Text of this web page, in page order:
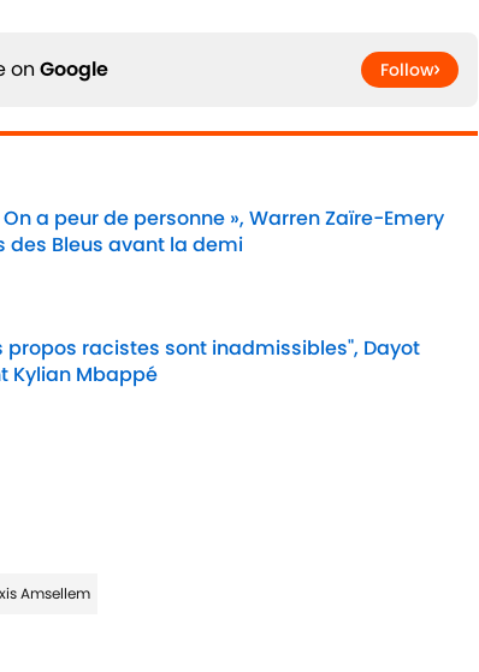
on Google Follow
a peur de personne », Warren Zaïre-Emery
Bleus avant la demi
propos racistes sont inadmissibles", Dayot
Kylian Mbappé
Amsellem